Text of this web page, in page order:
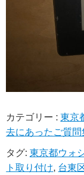
カテゴリー :東京
去にあったご質問
タグ:東京都ウォ
ト取り付け, 台東